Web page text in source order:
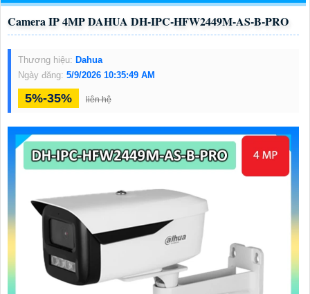
Camera IP 4MP DAHUA DH-IPC-HFW2449M-AS-B-PRO
Thương hiệu: Dahua
Ngày đăng: 5/9/2026 10:35:49 AM
5%-35% liên hệ